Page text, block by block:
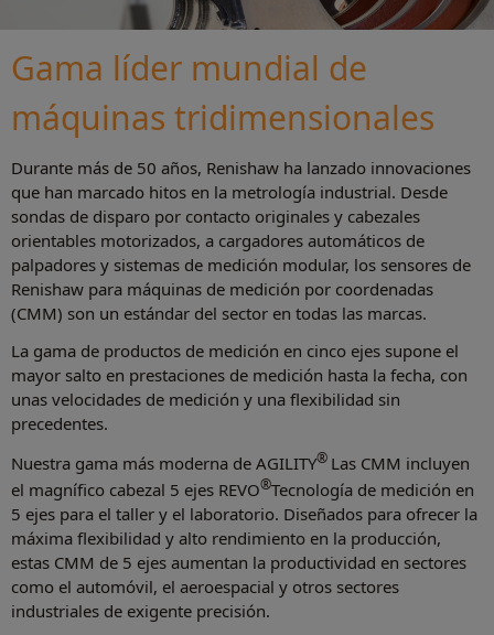
Gama líder mundial de
máquinas tridimensionales
Durante más de 50 años, Renishaw ha lanzado innovaciones
que han marcado hitos en la metrología industrial. Desde
sondas de disparo por contacto originales y cabezales
orientables motorizados, a cargadores automáticos de
palpadores y sistemas de medición modular, los sensores de
Renishaw para máquinas de medición por coordenadas
(CMM) son un estándar del sector en todas las marcas.
La gama de productos de medición en cinco ejes supone el
mayor salto en prestaciones de medición hasta la fecha, con
unas velocidades de medición y una flexibilidad sin
precedentes.
Nuestra gama más moderna de AGILITY® Las CMM incluyen
el magnífico cabezal 5 ejes REVO®Tecnología de medición en
5 ejes para el taller y el laboratorio. Diseñados para ofrecer la
máxima flexibilidad y alto rendimiento en la producción,
estas CMM de 5 ejes aumentan la productividad en sectores
como el automóvil, el aeroespacial y otros sectores
industriales de exigente precisión.